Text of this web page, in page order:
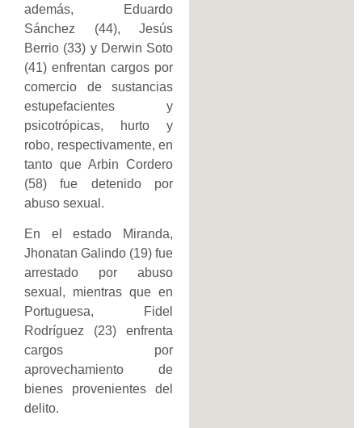
además, Eduardo
Sánchez (44), Jesús
Berrio (33) y Derwin Soto
(41) enfrentan cargos por
comercio de sustancias
estupefacientes y
psicotrópicas, hurto y
robo, respectivamente, en
tanto que Arbin Cordero
(58) fue detenido por
abuso sexual.
En el estado Miranda,
Jhonatan Galindo (19) fue
arrestado por abuso
sexual, mientras que en
Portuguesa, Fidel
Rodríguez (23) enfrenta
cargos por
aprovechamiento de
bienes provenientes del
delito.